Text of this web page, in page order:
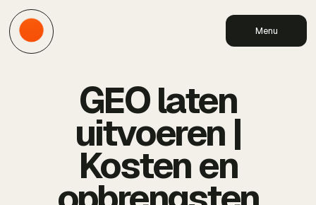
Menu
GEO laten
uitvoeren |
Kosten en